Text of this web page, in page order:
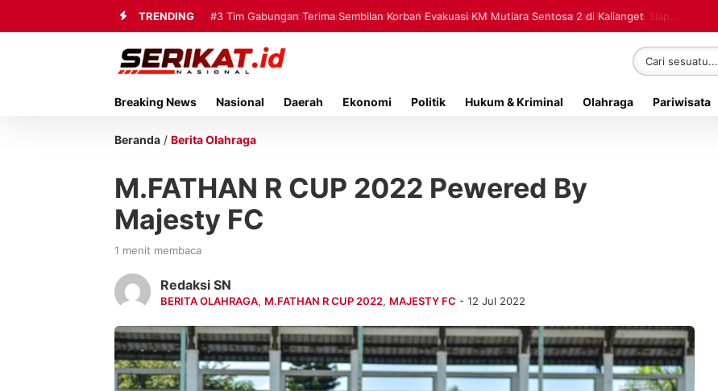
TRENDING #3 Tim Gabungan Terima Sembilan Korban Evakuasi KM Mutiara Sentosa 2 di Kalianget
Breaking News Nasional Daerah Ekonomi Politik Hukum & Kriminal Olahraga Pariwisata
Beranda / Berita Olahraga
M.FATHAN R CUP 2022 Pewered By
Majesty FC
1 menit membaca
Redaksi SN
BERITA OLAHRAGA, M.FATHAN R CUP 2022, MAJESTY FC - 12 Jul 2022